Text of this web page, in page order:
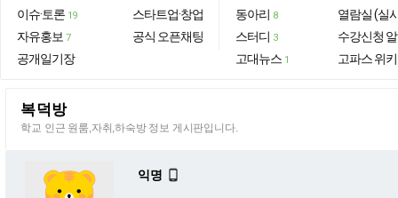
이슈·토론 19
자유홍보 7
공개일기장
스타트업·창업
공식 오픈채팅
동아리 8
스터디 3
고대뉴스 1
열람실 (실
수강신청
고파스 위키
복덕방
학교 인근 원룸,자취,하숙방 정보 게시판입니다.
익명 